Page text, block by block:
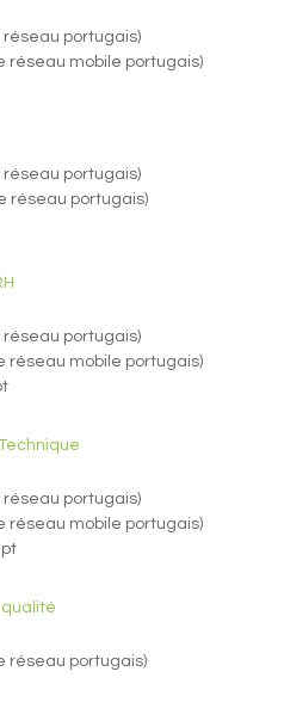
réseau portugais)
réseau mobile portugais)
réseau portugais)
réseau portugais)
réseau portugais)
réseau mobile portugais)
réseau portugais)
réseau mobile portugais)
réseau portugais)